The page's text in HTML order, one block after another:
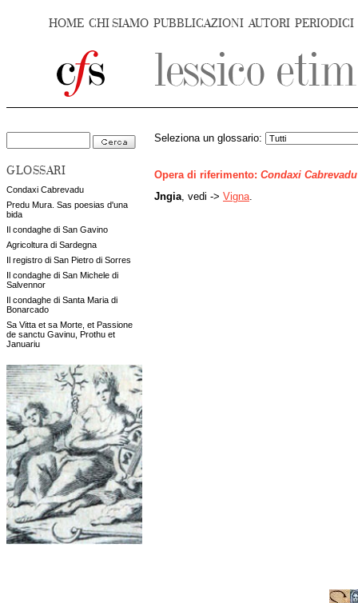
HOME CHI SIAMO PUBBLICAZIONI AUTORI PERIODICI
GLOSSARI
Condaxi Cabrevadu
Predu Mura. Sas poesias d'una
bida
Il condaghe di San Gavino
Agricoltura di Sardegna
Il registro di San Pietro di Sorres
Il condaghe di San Michele di
Salvennor
Il condaghe di Santa Maria di
Bonarcado
Sa Vitta et sa Morte, et Passione
de sanctu Gavinu, Prothu et
Januariu
Seleziona un glossario:
Opera di riferimento: Condaxi Cabrevadu
Jngia , vedi -> Vigna